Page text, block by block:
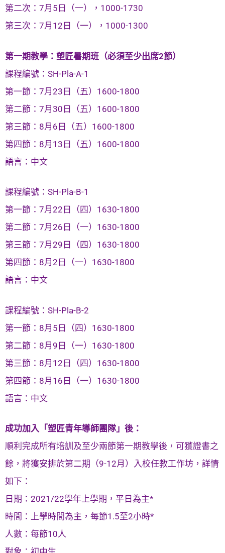
第二次：7月5日（一），1000-1730
第三次：7月12日（一），1000-1300
第一期教學：塑匠暑期班（必須至少出席2節）
課程編號：SH-Pla-A-1
第一節：7月23日（五）1600-1800
第二節：7月30日（五）1600-1800
第三節：8月6日（五）1600-1800
第四節：8月13日（五）1600-1800
語言：中文
課程編號：SH-Pla-B-1
第一節：7月22日（四）1630-1800
第二節：7月26日（一）1630-1800
第三節：7月29日（四）1630-1800
第四節：8月2日（一）1630-1800
語言：中文
課程編號：SH-Pla-B-2
第一節：8月5日（四）1630-1800
第二節：8月9日（一）1630-1800
第三節：8月12日（四）1630-1800
第四節：8月16日（一）1630-1800
語言：中文
成功加入「塑匠青年導師團隊」後：
順利完成所有培訓及至少兩節第一期教學後，可獲證書之
餘，將獲安排於第二期（9-12月）入校任教工作坊，詳情
如下：
日期：2021/22學年上學期，平日為主*
時間：上學時間為主，每節1.5至2小時*
人數：每節10人